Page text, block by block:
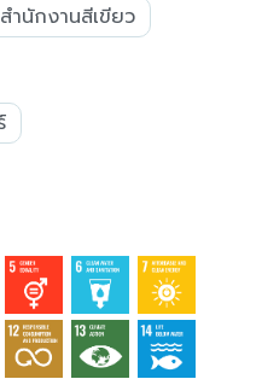
สำนักงานสีเขียว